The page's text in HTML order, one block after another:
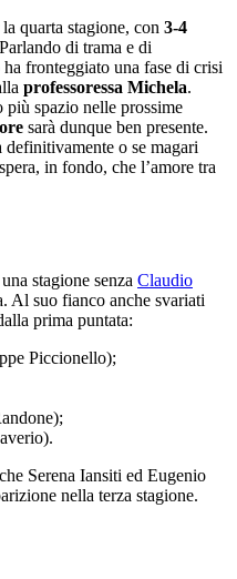
quarta stagione, con 3-4
di trama e di
fronteggiato una fase di crisi
professoressa Michela.
più spazio nelle prossime
sarà dunque ben presente.
definitivamente o se magari
in fondo, che l’amore tra
stagione senza Claudio
Al suo fianco anche svariati
prima puntata:
Piccionello);
Serena Iansiti ed Eugenio
nella terza stagione.